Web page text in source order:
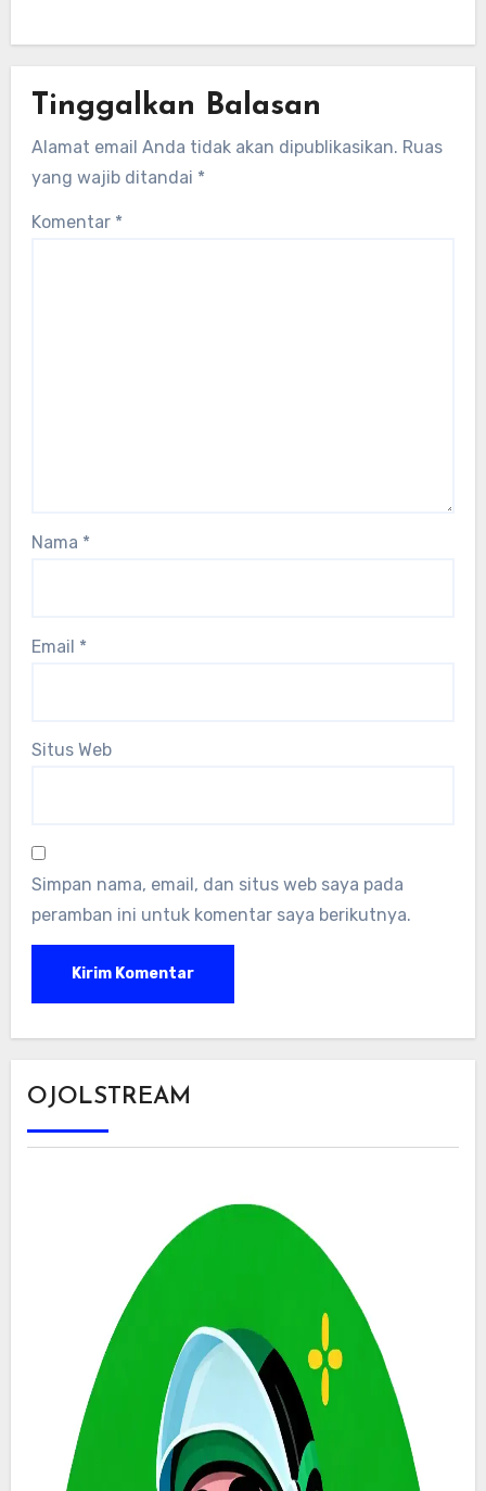
Tinggalkan Balasan
Alamat email Anda tidak akan dipublikasikan. Ruas
yang wajib ditandai *
Komentar *
Nama *
Email *
Situs Web
Simpan nama, email, dan situs web saya pada
peramban ini untuk komentar saya berikutnya.
OJOLSTREAM